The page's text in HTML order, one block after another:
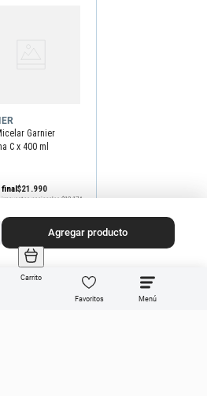
Carrito
Favoritos
Agregar producto
Garnier
C x 400 ml
$21 .990
nacionales $18.174
producto